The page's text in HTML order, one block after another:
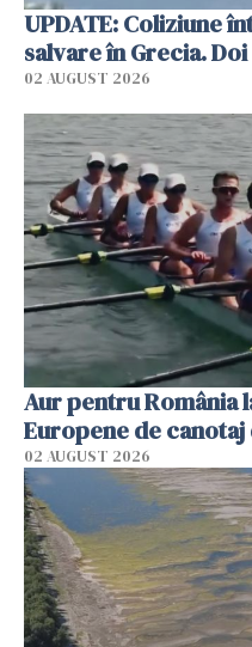
UPDATE: Coliziune
salvare în Grecia.
02 AUGUST 2026
Aur pentru România
Europene de canotaj
02 AUGUST 2026